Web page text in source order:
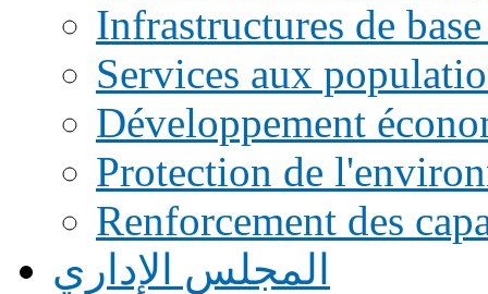
Infrastructures de
Services aux
Développement
Protection de
Renforcement des
المجلس الإداري